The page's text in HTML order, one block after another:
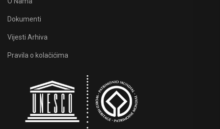
Dokumenti
Vijesti Arhiva
Pravila o kolačićima